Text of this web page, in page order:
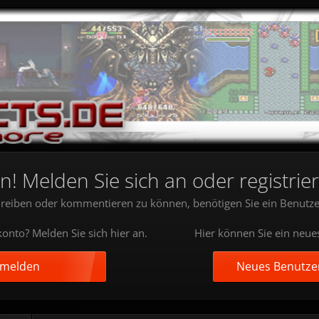
Melden Sie sich an oder
oder kommentieren zu können, benötigen Sie ein
Melden Sie sich hier an. Hier können Sie ein
Neues